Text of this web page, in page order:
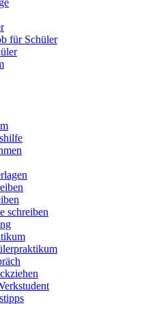
für Schüler
schreiben